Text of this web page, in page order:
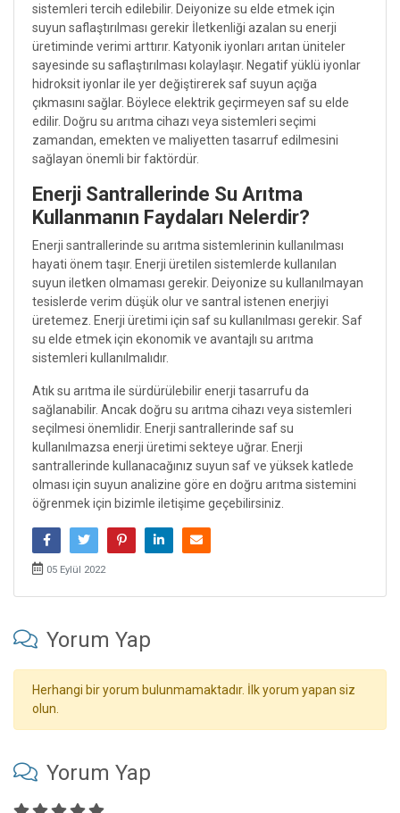
sistemleri tercih edilebilir. Deiyonize su elde etmek için
suyun saflaştırılması gerekir İletkenliği azalan su enerji
üretiminde verimi arttırır. Katyonik iyonları arıtan üniteler
sayesinde su saflaştırılması kolaylaşır. Negatif yüklü iyonlar
hidroksit iyonlar ile yer değiştirerek saf suyun açığa
çıkmasını sağlar. Böylece elektrik geçirmeyen saf su elde
edilir. Doğru su arıtma cihazı veya sistemleri seçimi
zamandan, emekten ve maliyetten tasarruf edilmesini
sağlayan önemli bir faktördür.
Enerji Santrallerinde Su Arıtma
Kullanmanın Faydaları Nelerdir?
Enerji santrallerinde su arıtma sistemlerinin kullanılması
hayati önem taşır. Enerji üretilen sistemlerde kullanılan
suyun iletken olmaması gerekir. Deiyonize su kullanılmayan
tesislerde verim düşük olur ve santral istenen enerjiyi
üretemez. Enerji üretimi için saf su kullanılması gerekir. Saf
su elde etmek için ekonomik ve avantajlı su arıtma
sistemleri kullanılmalıdır.
Atık su arıtma ile sürdürülebilir enerji tasarrufu da
sağlanabilir. Ancak doğru su arıtma cihazı veya sistemleri
seçilmesi önemlidir. Enerji santrallerinde saf su
kullanılmazsa enerji üretimi sekteye uğrar. Enerji
santrallerinde kullanacağınız suyun saf ve yüksek katlede
olması için suyun analizine göre en doğru arıtma sistemini
öğrenmek için bizimle iletişime geçebilirsiniz.
05 Eylül 2022
Yorum Yap
Herhangi bir yorum bulunmamaktadır. İlk yorum yapan siz
olun.
Yorum Yap